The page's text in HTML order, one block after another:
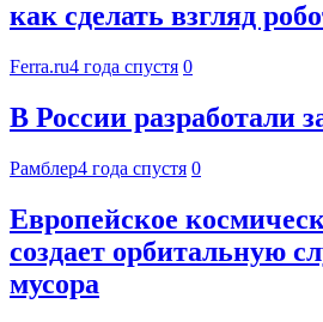
как сделать взгляд
Ferra.ru4 года спустя 0
В России разработали
Рамблер4 года спустя 0
Европейское
создает орбитальную
мусора